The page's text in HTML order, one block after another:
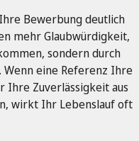
Bewerbung deutlich
mehr Glaubwürdigkeit,
sondern durch
eine Referenz Ihre
Ihre Zuverlässigkeit aus
wirkt Ihr Lebenslauf oft